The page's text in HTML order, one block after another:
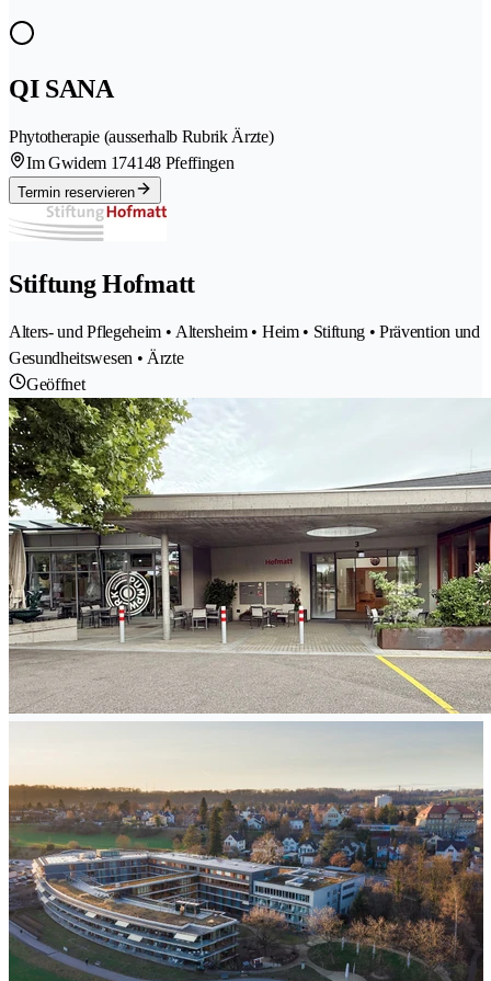
QI SANA
Phytotherapie (ausserhalb Rubrik Ärzte)
Im Gwidem 174148 Pfeffingen
Termin reservieren
Stiftung Hofmatt
Alters- und Pflegeheim • Altersheim • Heim • Stiftung • Prävention und
Gesundheitswesen • Ärzte
Geöffnet